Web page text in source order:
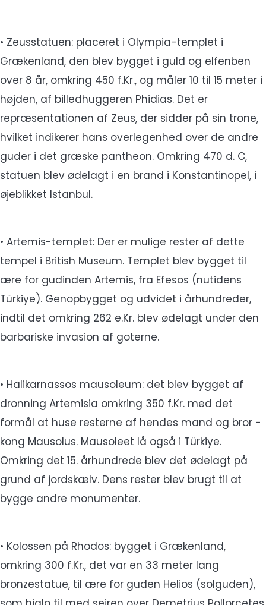
• Zeusstatuen: placeret i Olympia-templet i
Grækenland, den blev bygget i guld og elfenben
over 8 år, omkring 450 f.Kr., og måler 10 til 15 meter i
højden, af billedhuggeren Phidias. Det er
repræsentationen af Zeus, der sidder på sin trone,
hvilket indikerer hans overlegenhed over de andre
guder i det græske pantheon. Omkring 470 d. C,
statuen blev ødelagt i en brand i Konstantinopel, i
øjeblikket Istanbul.
• Artemis-templet: Der er mulige rester af dette
tempel i British Museum. Templet blev bygget til
ære for gudinden Artemis, fra Efesos (nutidens
Türkiye). Genopbygget og udvidet i århundreder,
indtil det omkring 262 e.Kr. blev ødelagt under den
barbariske invasion af goterne.
• Halikarnassos mausoleum: det blev bygget af
dronning Artemisia omkring 350 f.Kr. med det
formål at huse resterne af hendes mand og bror -
kong Mausolus. Mausoleet lå også i Türkiye.
Omkring det 15. århundrede blev det ødelagt på
grund af jordskælv. Dens rester blev brugt til at
bygge andre monumenter.
• Kolossen på Rhodos: bygget i Grækenland,
omkring 300 f.Kr., det var en 33 meter lang
bronzestatue, til ære for guden Helios (solguden),